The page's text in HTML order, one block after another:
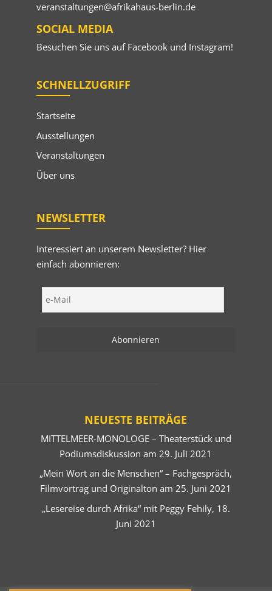
veranstaltungen@afrikahaus-berlin.de
SOCIAL MEDIA
Besuchen Sie uns auf Facebookund Instagram!
SCHNELLZUGRIFF
Startseite
Ausstellungen
Veranstaltungen
Über uns
NEWSLETTER
Interessiert an unserem Newsletter? Hier
einfach abonnieren:
NEUESTE BEITRÄGE
MITTELMEER-MONOLOGE – Theaterstück und
Podiumsdiskussion am 29. Juli 2021
„Mein Wort an die Menschen“ – Fachgespräch,
Filmvortrag und Originalton am 25. Juni 2021
„Lesereise durch Afrika“ mit Peggy Fehily, 18.
Juni 2021